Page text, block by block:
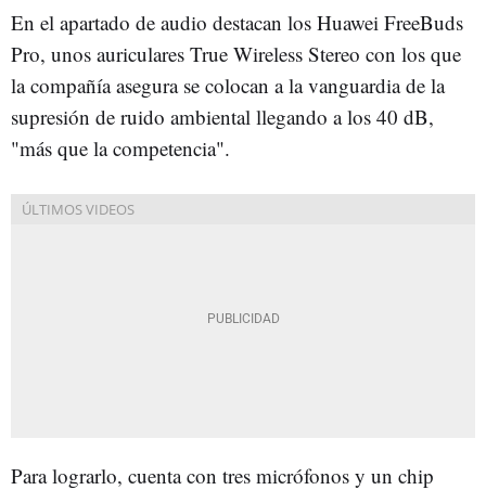
En el apartado de audio destacan los Huawei FreeBuds
Pro, unos auriculares True Wireless Stereo con los que
la compañía asegura se colocan a la vanguardia de la
supresión de ruido ambiental llegando a los 40 dB,
"más que la competencia".
Para lograrlo, cuenta con tres micrófonos y un chip